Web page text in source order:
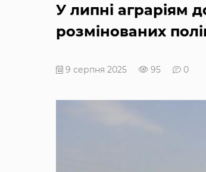
У липні аграріям
розмінованих
9 серпня 2025 95 0